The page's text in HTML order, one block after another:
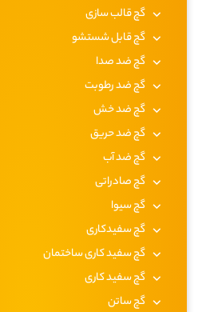
گچ قالب سازی
گچ قابل شستشو
گچ ضد صدا
گچ ضد رطوبت
گچ ضد خش
گچ ضد حریق
گچ ضد آب
گچ صادراتی
گچ سیوا
گچ سفیدکاری
گچ سفید کاری ساختمان
گچ سفید کاری
گچ ساتن